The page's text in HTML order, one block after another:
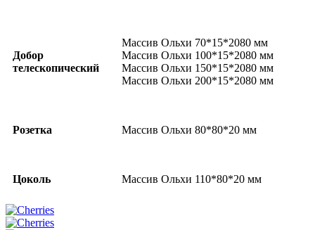
Добор
телескопический
Массив Ольхи 70*15*2080 мм
Массив Ольхи 100*15*2080 мм
Массив Ольхи 150*15*2080 мм
Массив Ольхи 200*15*2080 мм
Розетка Массив Ольхи 80*80*20 мм
Цоколь Массив Ольхи 110*80*20 мм